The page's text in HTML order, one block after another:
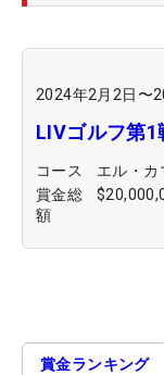
2024年2月2日 〜
LIVゴルフ第
コース
エル・カ
賞金総
額
賞金ランキング